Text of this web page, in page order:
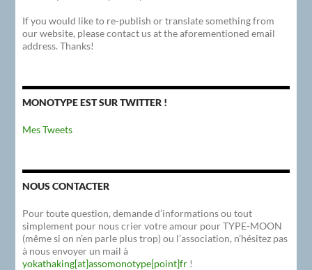
If you would like to re-publish or translate something from
our website, please contact us at the aforementioned email
address. Thanks!
MONOTYPE EST SUR TWITTER !
Mes Tweets
NOUS CONTACTER
Pour toute question, demande d’informations ou tout
simplement pour nous crier votre amour pour TYPE-MOON
(même si on n’en parle plus trop) ou l’association, n’hésitez pas
à nous envoyer un mail à
yokathaking[at]assomonotype[point]fr !